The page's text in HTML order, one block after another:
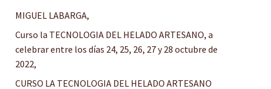
MIGUEL LABARGA,
Curso la TECNOLOGIA DEL HELADO ARTESANO, a
celebrar entre los días 24, 25, 26, 27 y 28 octubre de
2022,
CURSO LA TECNOLOGIA DEL HELADO ARTESANO